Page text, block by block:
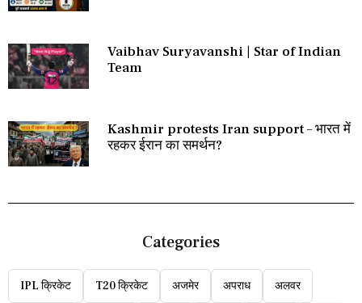
Vaibhav Suryavanshi | Star of Indian
Team
Kashmir protests Iran support – भारत में
रहकर ईरान का समर्थन?
Categories
IPL क्रिकेट T20 क्रिकेट अजमेर अपराध अलवर